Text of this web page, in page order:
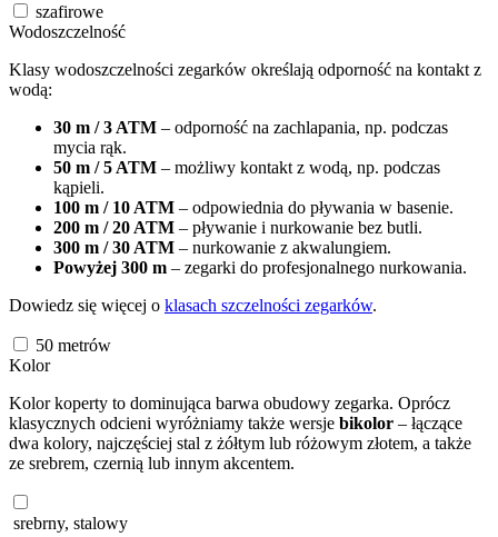
szafirowe
Wodoszczelność
Klasy wodoszczelności zegarków określają odporność na kontakt z
wodą:
30 m / 3 ATM – odporność na zachlapania, np. podczas
mycia rąk.
50 m / 5 ATM – możliwy kontakt z wodą, np. podczas
kąpieli.
100 m / 10 ATM – odpowiednia do pływania w basenie.
200 m / 20 ATM – pływanie i nurkowanie bez butli.
300 m / 30 ATM – nurkowanie z akwalungiem.
Powyżej 300 m – zegarki do profesjonalnego nurkowania.
Dowiedz się więcej o klasach szczelności zegarków.
50 metrów
Kolor
Kolor koperty to dominująca barwa obudowy zegarka. Oprócz
klasycznych odcieni wyróżniamy także wersje bikolor – łączące
dwa kolory, najczęściej stal z żółtym lub różowym złotem, a także
ze srebrem, czernią lub innym akcentem.
srebrny, stalowy